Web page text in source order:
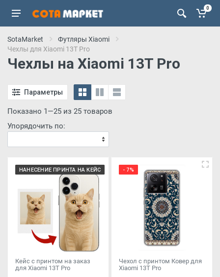
0
SotaMarket
Футляры Xiaomi
Чехлы для Xiaomi 13T Pro
Чехлы на Xiaomi 13T Pro
Параметры
Показано 1—25 из 25 товаров
Упорядочить по:
НАНЕСЕНИЕ ПРИНТА НА КЕЙС
Кейс с принтом на заказ
для Xiaomi 13T Pro
- 7%
Чехол с принтом Ковер для
Xiaomi 13T Pro